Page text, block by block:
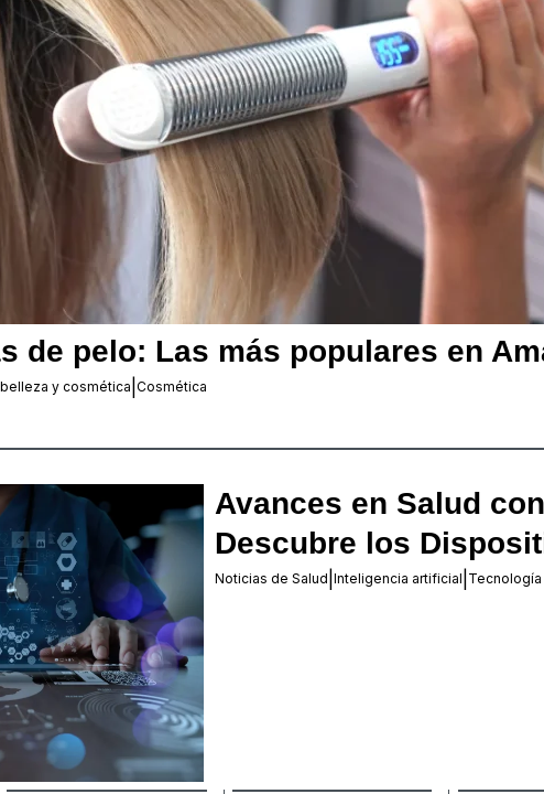
de pelo: Las más populares en
y cosmética Cosmética
Avances en Salud
Descubre los
Noticias de Salud Inteligencia artificial Tecnología